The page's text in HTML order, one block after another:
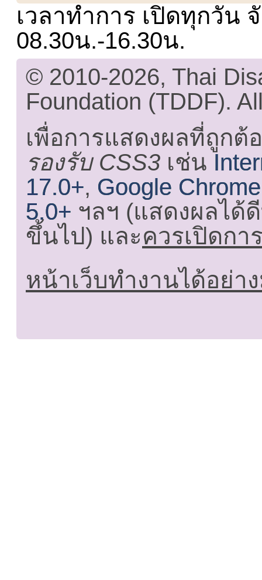
เวลาทำการ เปิดทุกวัน
08.30น.-16.30น.
© 2010-2026, Thai
Foundation (TDDF).
เพื่อการแสดงผลที่ถูกต้
รองรับ CSS3 เช่น
17.0+, Google
5.0+ ฯลฯ (แสดงผลได้
ขึ้นไป) และควรเปิดกา
หน้าเว็บทำงานได้อย่า